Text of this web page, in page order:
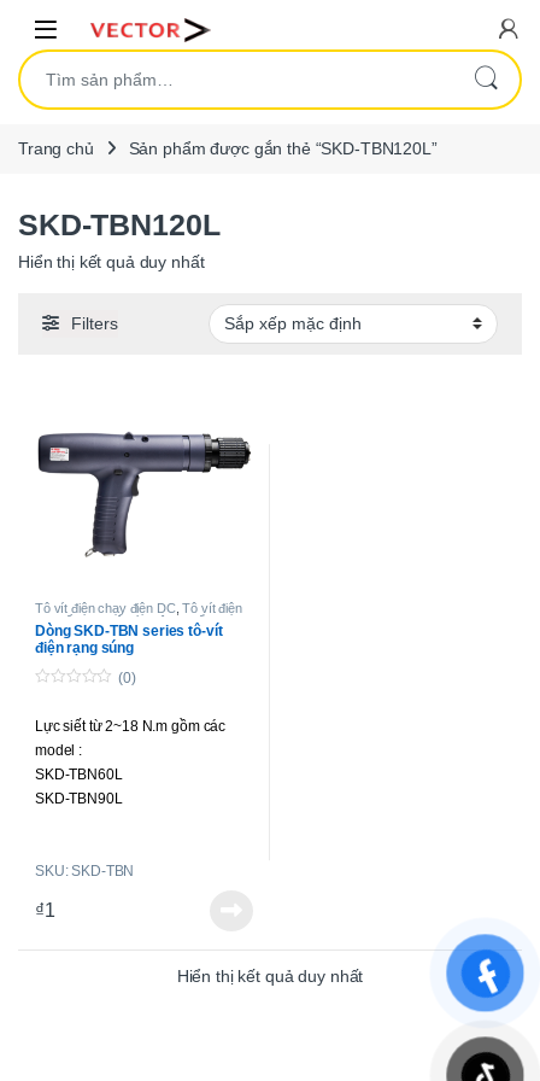
Open
Tìm kiếm:
Trang chủ Sản phẩm được gắn thẻ “SKD-TBN120L”
SKD-TBN120L
Hiển thị kết quả duy nhất
Filters
Tô vít điện chạy điện DC,Tô vít điện
lực siết cao
Tô-vít không chổi than
lực siết cao
Dòng SKD-TBN series tô-vít
điện rạng súng
o
f
5
(0)
Lực siết từ 2~18 N.m gồm các
model :
SKD-TBN60L
SKD-TBN90L
SKU: SKD-TBN
₫1
Hiển thị kết quả duy nhất